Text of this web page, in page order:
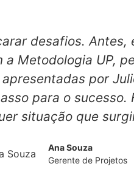
desafios.
Metodologia UP,
por
para o
situação que
Ana Souza
Gerente de Projetos